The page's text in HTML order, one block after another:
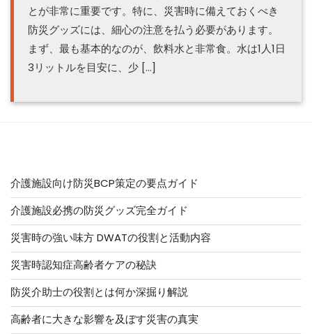
とが非常に重要です。特に、災害時に備えておくべき
防災グッズには、細心の注意を払う必要があります。
まず、最も基本的なのが、飲料水と非常食。水は1人1日
3リットルを目安に、少 […]
介護施設向け防災BCP策定の要点ガイド
介護施設必携の防災グッズ完全ガイド
災害時の強い味方 DWATの役割と活動内容
災害時認知症高齢者ケアの秘訣
防災介助士の役割とは何か深掘り解説
高齢者に大きな影響を及ぼす災害の真実